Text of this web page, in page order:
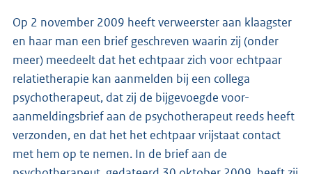
Op 2 november 2009 heeft verweerster aan klaagster
en haar man een brief geschreven waarin zij (onder
meer) meedeelt dat het echtpaar zich voor echtpaar
relatietherapie kan aanmelden bij een collega
psychotherapeut, dat zij de bijgevoegde voor-
aanmeldingsbrief aan de psychotherapeut reeds heeft
verzonden, en dat het het echtpaar vrijstaat contact
met hem op te nemen. In de brief aan de